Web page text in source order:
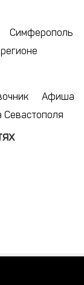
Симферополь
Афиша
Севастополя